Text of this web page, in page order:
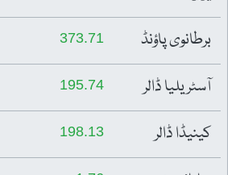
برطانوی پاؤنڈ 373.71
آسٹریلیا ڈالر 195.74
کینیڈا ڈالر 198.13